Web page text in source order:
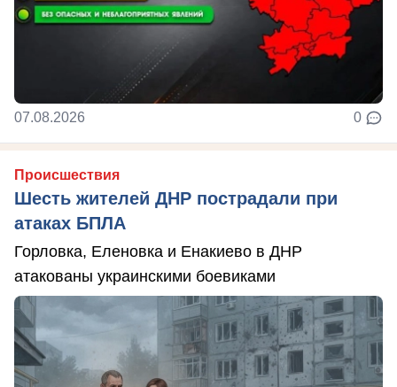
07.08.2026 0
Происшествия
Шесть жителей ДНР пострадали при
атаках БПЛА
Горловка, Еленовка и Енакиево в ДНР
атакованы украинскими боевиками